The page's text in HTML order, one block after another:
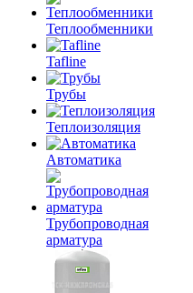
Теплообменники
Tafline
Трубы
Теплоизоляция
Автоматика
Трубопроводная
арматура